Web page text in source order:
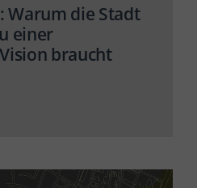
Warum die Stadt
einer
braucht